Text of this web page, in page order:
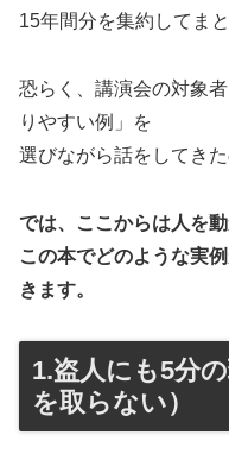
15年間分を集約してま
恐らく、講演会の対象
りやすい例」を
選びながら話をしてきた
では、ここからは人を
この本でどのような実
きます。
1.盗人にも5分
を取らない）